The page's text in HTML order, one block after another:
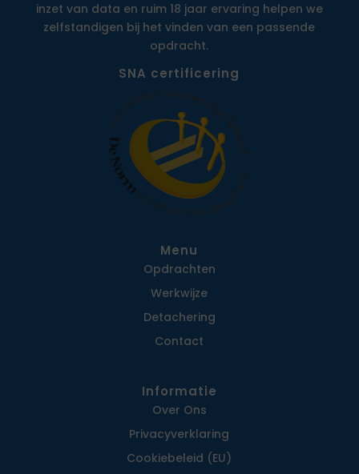
inzet van data en ruim 18 jaar ervaring helpen we
zelfstandigen bij het vinden van een passende
opdracht.
SNA certificering
Menu
Opdrachten
Werkwijze
Detachering
Contact
Informatie
Over Ons
Privacy­verklaring
Cookiebeleid (EU)